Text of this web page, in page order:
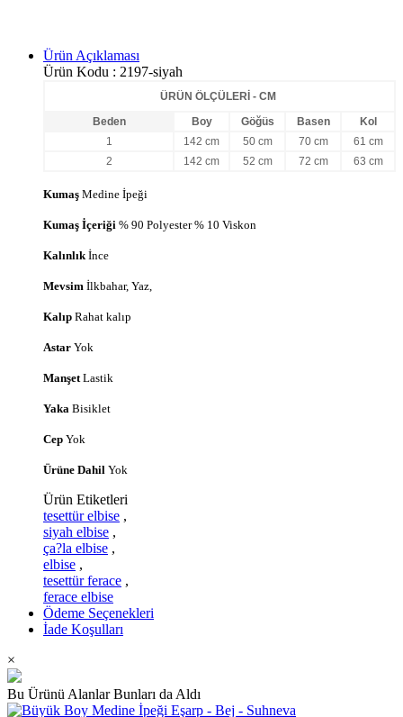
Ürün Açıklaması
Ürün Kodu : 2197-siyah
ÜRÜN ÖLÇÜLERİ - CM
Beden
Boy Göğüs Basen
Kol
1
142 cm 50 cm 70 cm 61 cm
2
142 cm 52 cm 72 cm 63 cm
Kumaş Medine İpeği
Kumaş İçeriği % 90 Polyester % 10 Viskon
Kalınlık İnce
Mevsim İlkbahar, Yaz,
Kalıp Rahat kalıp
Astar Yok
Manşet Lastik
Yaka Bisiklet
Cep Yok
Ürüne Dahil Yok
Ürün Etiketleri
tesettür elbise ,
siyah elbise ,
ça?la elbise ,
elbise ,
tesettür ferace ,
ferace elbise
Ödeme Seçenekleri
İade Koşulları
×
Bu Ürünü Alanlar Bunları da Aldı